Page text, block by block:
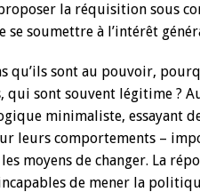
la réquisition sous
se soumettre à l’intérêt
qu’ils sont au pouvoir,
qui sont souvent légitime ?
minimaliste, essayant
leurs comportements –
moyens de changer. La
de mener la